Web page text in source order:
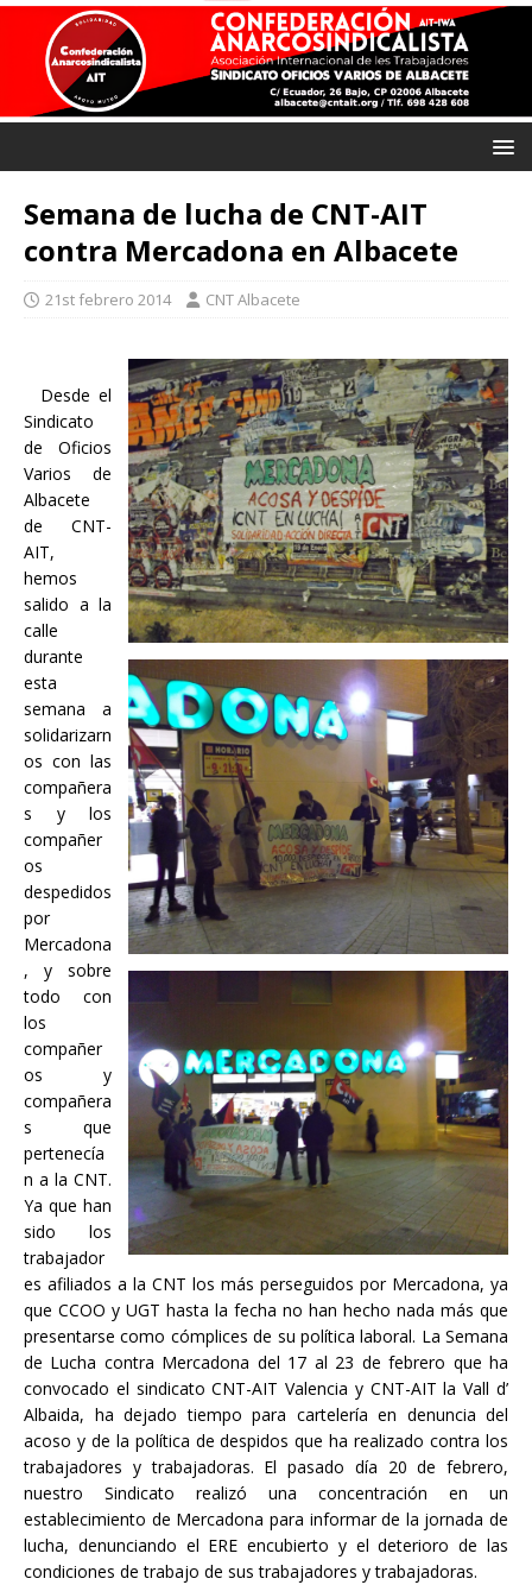
Semana de lucha de CNT-AIT
contra Mercadona en Albacete
21st febrero 2014 CNT Albacete
Desde el
Sindicato
de Oficios
Varios de
Albacete
de CNT-
AIT,
hemos
salido a la
calle
durante
esta
semana a
solidarizarn
os con las
compañera
s y los
compañer
os
despedidos
por
Mercadona
, y sobre
todo con
los
compañer
os y
compañera
s que
pertenecía
n a la CNT.
Ya que han
sido los
trabajador
es afiliados a la CNT los más perseguidos por Mercadona, ya
que CCOO y UGT hasta la fecha no han hecho nada más que
presentarse como cómplices de su política laboral. La Semana
de Lucha contra Mercadona del 17 al 23 de febrero que ha
convocado el sindicato CNT-AIT Valencia y CNT-AIT la Vall d’
Albaida, ha dejado tiempo para cartelería en denuncia del
acoso y de la política de despidos que ha realizado contra los
trabajadores y trabajadoras. El pasado día 20 de febrero,
nuestro Sindicato realizó una concentración en un
establecimiento de Mercadona para informar de la jornada de
lucha, denunciando el ERE encubierto y el deterioro de las
condiciones de trabajo de sus trabajadores y trabajadoras.